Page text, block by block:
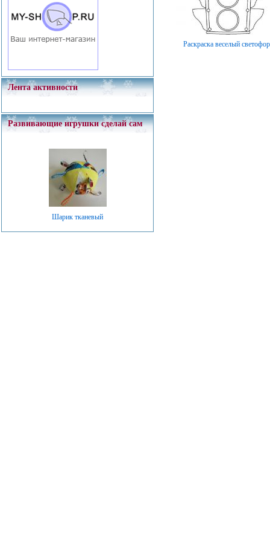
Лента активности
Развивающие игрушки сделай сам
Шарик тканевый
Раскраска веселый светофор